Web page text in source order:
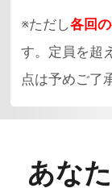
※ただし各回
す。定員を超
あな